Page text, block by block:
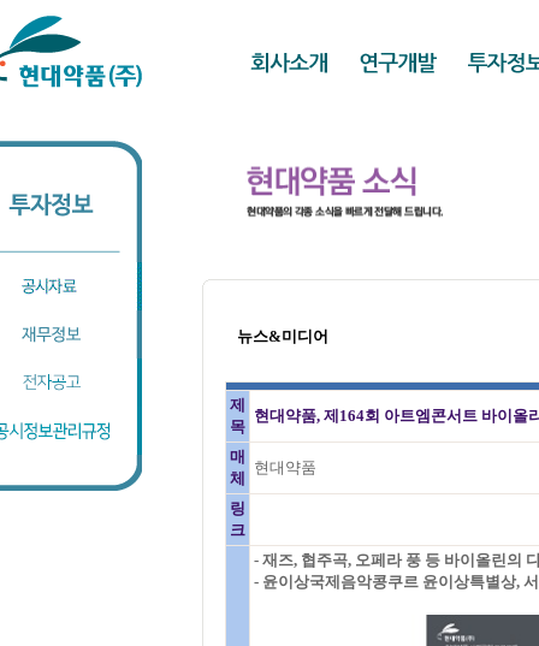
뉴스&미디어
제
목
현대약품, 제164회 아트엠콘서트 바이올
매
체
현대약품
링
크
- 재즈, 협주곡, 오페라 풍 등 바이올린의
- 윤이상국제음악콩쿠르 윤이상특별상,